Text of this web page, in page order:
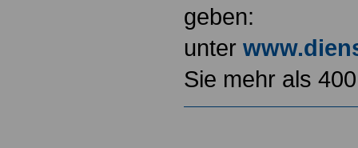
geben:
unter
Sie mehr als